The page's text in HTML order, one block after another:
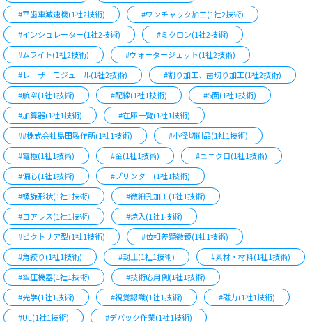
#平歯車減速機(1社2技術)
#ワンチャック加工(1社2技術)
#インシュレーター(1社2技術)
#ミクロン(1社2技術)
#ムライト(1社2技術)
#ウォータージェット(1社2技術)
#レーザーモジュール(1社2技術)
#割り加工、歯切り加工(1社2技術)
#航空(1社1技術)
#配線(1社1技術)
#5面(1社1技術)
#加算器(1社1技術)
#在庫一覧(1社1技術)
##株式会社島田製作所(1社1技術)
#小径切削品(1社1技術)
#電極(1社1技術)
#金(1社1技術)
#ユニクロ(1社1技術)
#偏心(1社1技術)
#プリンター(1社1技術)
#螺旋形状(1社1技術)
#微細孔加工(1社1技術)
#コアレス(1社1技術)
#焼入(1社1技術)
#ビクトリア型(1社1技術)
#位相差顕微鏡(1社1技術)
#角絞り(1社1技術)
#封止(1社1技術)
#素材・材料(1社1技術)
#空圧機器(1社1技術)
#技術応用例(1社1技術)
#光学(1社1技術)
#視覚認識(1社1技術)
#磁力(1社1技術)
#UL(1社1技術)
#デバック作業(1社1技術)